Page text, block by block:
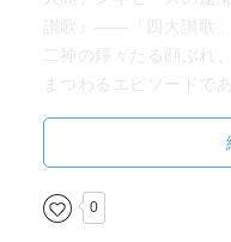
讃歌』――「四大讃歌
二神の錚々たる顔ぶれ
まつわるエピソードで
編集としても読めるだろ
（なお、4つの讃歌の内
スへの讃歌』である。
をまんまと盗み出し、
0